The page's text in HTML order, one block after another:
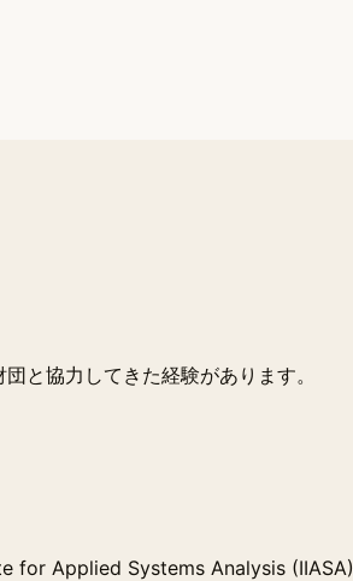
と協力してきた経験があります。
for Applied Systems Analysis (IIASA)